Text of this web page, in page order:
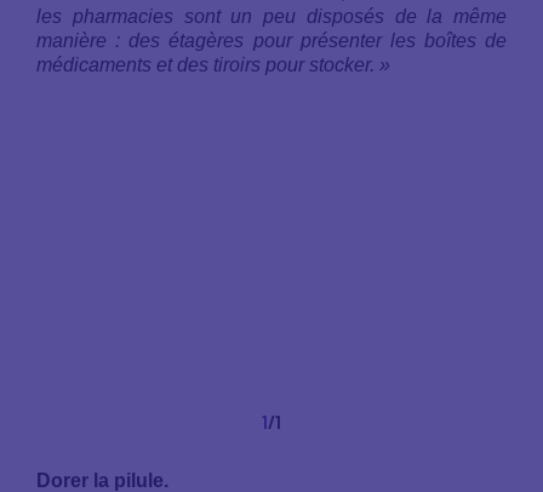
les pharmacies sont un peu disposés de la même
manière : des étagères pour présenter les boîtes de
médicaments et des tiroirs pour stocker. »
1/1
Dorer la pilule.